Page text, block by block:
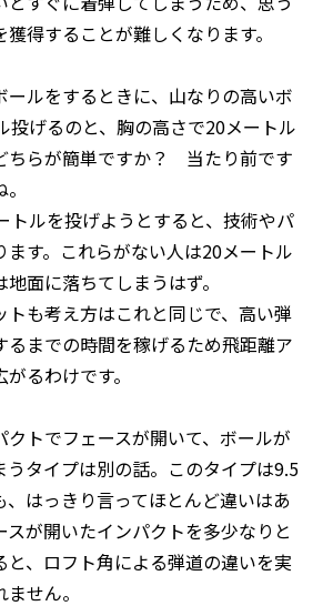
得することが難しくなります。
ールをするときに、山なりの高いボ
投げるのと、胸の高さで20メートル
ちらが簡単ですか？ 当たり前です
トルを投げようとすると、技術やパ
ます。これらがない人は20メートル
面に落ちてしまうはず。
トも考え方はこれと同じで、高い弾
るまでの時間を稼げるため飛距離ア
るわけです。
クトでフェースが開いて、ボールが
うタイプは別の話。このタイプは9.5
はっきり言ってほとんど違いはあ
スが開いたインパクトを多少なりと
と、ロフト角による弾道の違いを実
せん。